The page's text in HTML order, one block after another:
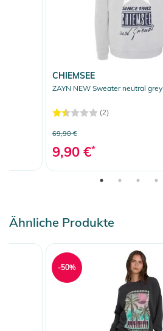
CHIEMSEE
ZAYN NEW Sweater neutral grey
(2)
69,90 €
9,90 €*
Ähnliche Produkte
-50%